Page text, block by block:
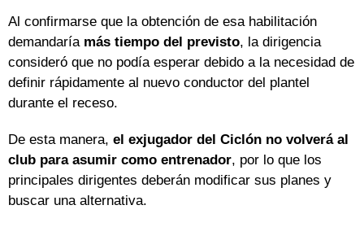
Al confirmarse que la obtención de esa habilitación
demandaría más tiempo del previsto, la dirigencia
consideró que no podía esperar debido a la necesidad de
definir rápidamente al nuevo conductor del plantel
durante el receso.
De esta manera, el exjugador del Ciclón no volverá al
club para asumir como entrenador, por lo que los
principales dirigentes deberán modificar sus planes y
buscar una alternativa.